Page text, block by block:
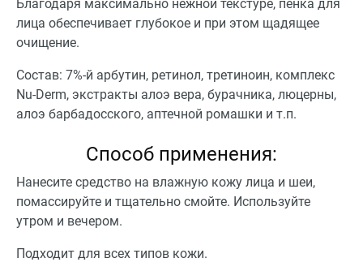
Благодаря максимально нежной текстуре, пенка для
лица обеспечивает глубокое и при этом щадящее
очищение.
Состав: 7%-й арбутин, ретинол, третиноин, комплекс
Nu-Derm, экстракты алоэ вера, бурачника, люцерны,
алоэ барбадосского, аптечной ромашки и т.п.
Способ применения:
Нанесите средство на влажную кожу лица и шеи,
помассируйте и тщательно смойте. Используйте
утром и вечером.
Подходит для всех типов кожи.